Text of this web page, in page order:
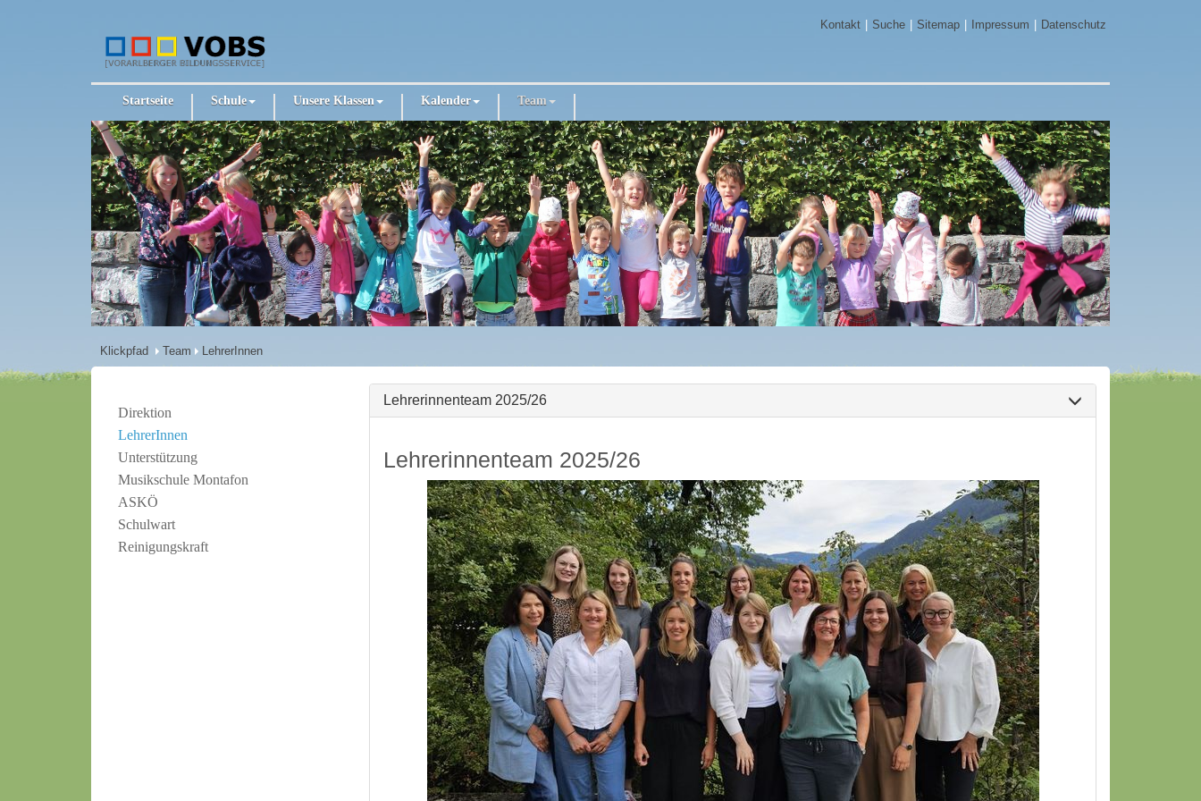
Kontakt Suche Sitemap Impressum Datenschutz
Startseite Schule Unsere Klassen Kalender Team
Klickpfad Team LehrerInnen
Direktion
LehrerInnen
Unterstützung
Musikschule Montafon
ASKÖ
Schulwart
Reinigungskraft
Lehrerinnenteam 2025/26
Lehrerinnenteam 2025/26